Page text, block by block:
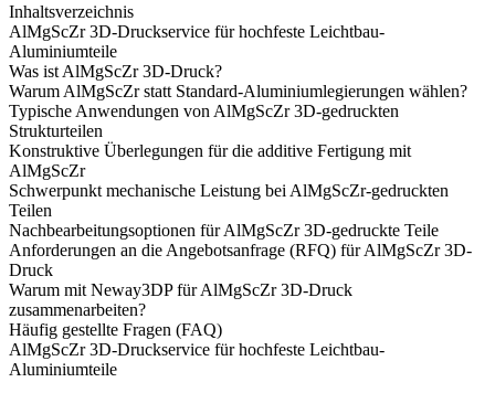
Inhaltsverzeichnis
AlMgScZr 3D-Druckservice für hochfeste Leichtbau-
Aluminiumteile
Was ist AlMgScZr 3D-Druck?
Warum AlMgScZr statt Standard-Aluminiumlegierungen wählen?
Typische Anwendungen von AlMgScZr 3D-gedruckten
Strukturteilen
Konstruktive Überlegungen für die additive Fertigung mit
AlMgScZr
Schwerpunkt mechanische Leistung bei AlMgScZr-gedruckten
Teilen
Nachbearbeitungsoptionen für AlMgScZr 3D-gedruckte Teile
Anforderungen an die Angebotsanfrage (RFQ) für AlMgScZr 3D-
Druck
Warum mit Neway3DP für AlMgScZr 3D-Druck
zusammenarbeiten?
Häufig gestellte Fragen (FAQ)
AlMgScZr 3D-Druckservice für hochfeste Leichtbau-
Aluminiumteile